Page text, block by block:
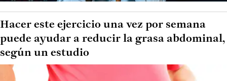
Hacer este ejercicio una vez por semana
puede ayudar a reducir la grasa abdominal,
según un estudio